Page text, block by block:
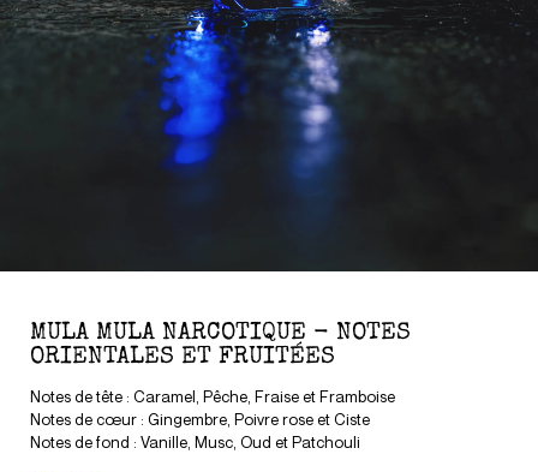
MULA MULA NARCOTIQUE - NOTES
ORIENTALES ET FRUITÉES
Notes de tête : Caramel, Pêche, Fraise et Framboise
Notes de cœur : Gingembre, Poivre rose et Ciste
Notes de fond : Vanille, Musc, Oud et Patchouli